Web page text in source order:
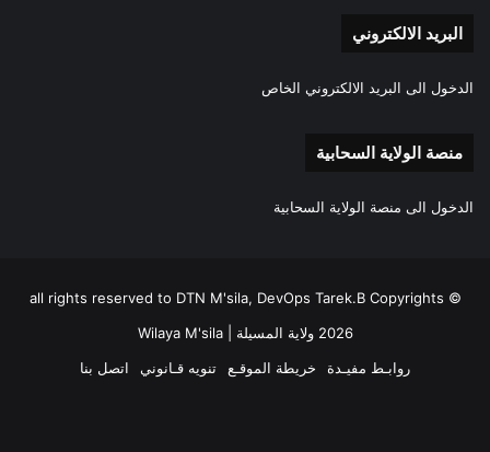
البريد الالكتروني
الدخول الى البريد الالكتروني الخاص
منصة الولاية السحابية
الدخول الى منصة الولاية السحابية
all rights reserved to DTN M'sila, DevOps Tarek.B Copyrights ©
2026 ولاية المسيلة | Wilaya M'sila
روابـط مفيـدة
خريطة الموقـع تنويه قـانوني اتصل بنا